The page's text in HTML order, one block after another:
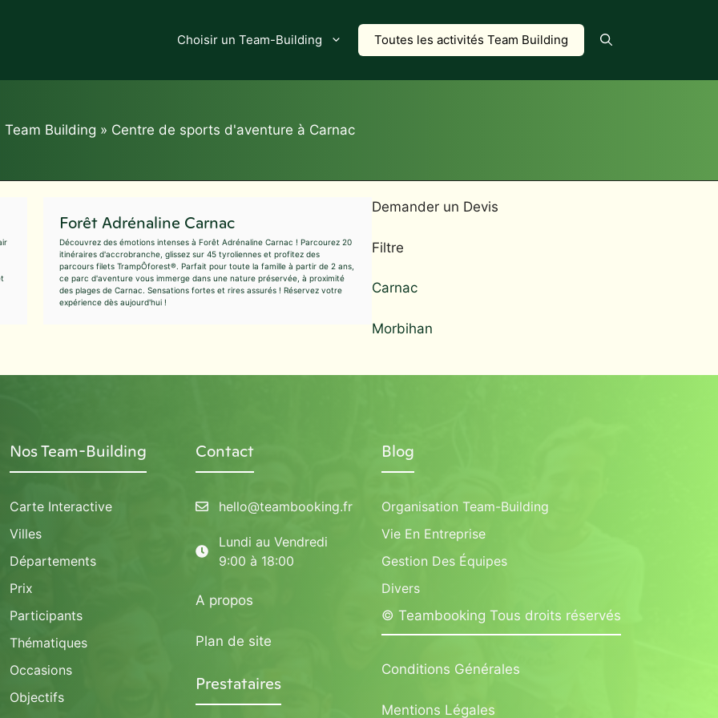
Choisir un Team-Building Toutes les activités Team Building
Team Building » Centre de sports d'aventure à Carnac
Forêt Adrénaline Carnac
Découvrez des émotions intenses à Forêt Adrénaline Carnac ! Parcourez 20
itinéraires d'accrobranche, glissez sur 45 tyroliennes et profitez des
parcours filets TrampÔforest®. Parfait pour toute la famille à partir de 2 ans,
ce parc d'aventure vous immerge dans une nature préservée, à proximité
des plages de Carnac. Sensations fortes et rires assurés ! Réservez votre
expérience dès aujourd'hui !
Demander un Devis
Filtre
Carnac
Morbihan
Nos Team-Building
Carte Interactive
Villes
Départements
Prix
Participants
Thématiques
Occasions
Objectifs
Contact
hello@teambooking.fr
Lundi au Vendredi
9:00 à 18:00
A propos
Plan de site
Prestataires
Blog
Organisation Team-Building
Vie En Entreprise
Gestion Des Équipes
Divers
© Teambooking Tous droits réservés
Conditions Générales
Mentions Légales